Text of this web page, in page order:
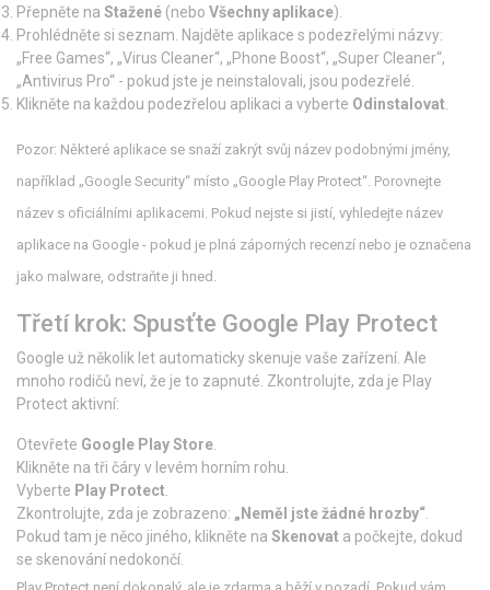
Přepněte na Stažené (nebo Všechny aplikace).
Prohlédněte si seznam. Najděte aplikace s podezřelými názvy:
„Free Games“, „Virus Cleaner“, „Phone Boost“, „Super Cleaner“,
„Antivirus Pro“ - pokud jste je neinstalovali, jsou podezřelé.
Klikněte na každou podezřelou aplikaci a vyberte Odinstalovat
Pozor: Některé aplikace se snaží zakrýt svůj název podobnými jmény,
například „Google Security“ místo „Google Play Protect“. Porovnejte
název s oficiálními aplikacemi. Pokud nejste si jistí, vyhledejte název
aplikace na Google - pokud je plná záporných recenzí nebo je označena
jako malware, odstraňte ji hned.
Třetí krok: Spusťte Google Play Protect
Google už několik let automaticky skenuje vaše zařízení. Ale
mnoho rodičů neví, že je to zapnuté. Zkontrolujte, zda je Play
Protect aktivní:
Otevřete Google Play Store
Klikněte na tři čáry v levém horním rohu.
Vyberte Play Protect
Zkontrolujte, zda je zobrazeno: „Neměl jste žádné hrozby“
Pokud tam je něco jiného, klikněte na Skenovat a počkejte, dokud
se skenování nedokončí.